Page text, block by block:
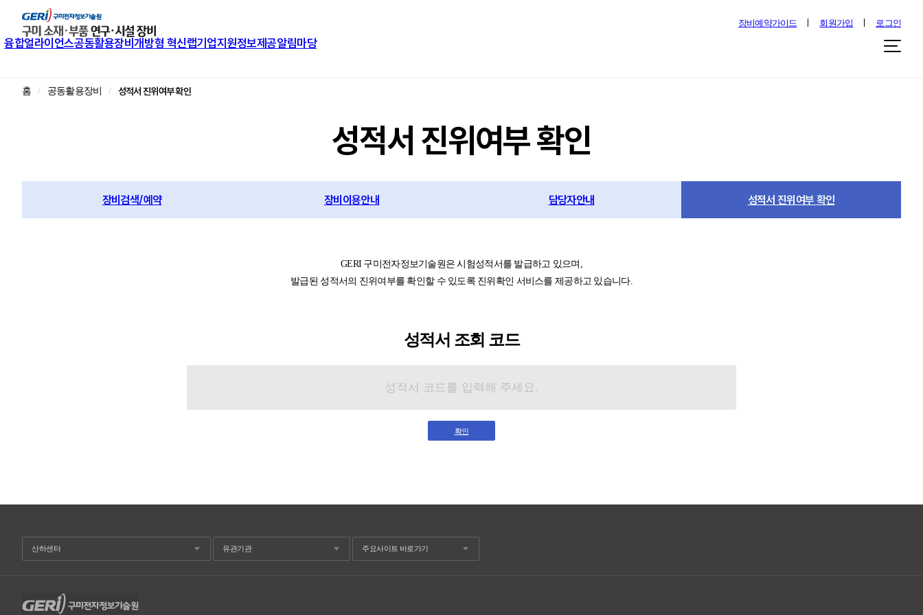
장비예약가이드 회원가입 로그인
융합얼라이언스공동활용장비개방형 혁신랩기업지원정보제공알림마당
홈 공동활용장비 성적서 진위여부 확인
성적서 진위여부 확인
장비검색/예약 장비이용안내 담당자안내 성적서 진위여부 확인
GERI 구미전자정보기술원은 시험성적서를 발급하고 있으며,
발급된 성적서의 진위여부를 확인할 수 있도록 진위확인 서비스를 제공하고 있습니다.
성적서 조회 코드
확인